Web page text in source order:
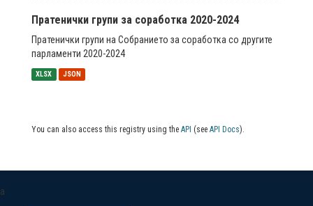
Пратенички групи за соработка 2020-2024
Пратенички групи на Собранието за соработка со другите
парламенти 2020-2024
XLSX JSON
You can also access this registry using the API (see API Docs).
a